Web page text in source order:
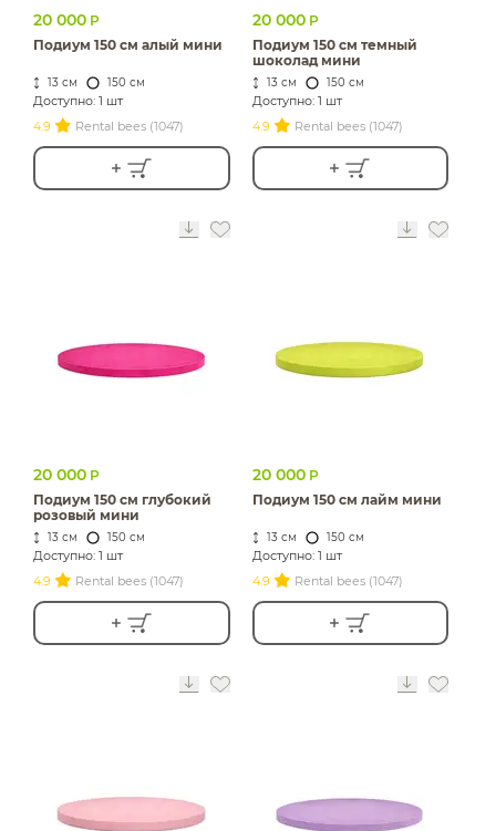
20 000 Р
Подиум 150 см алый мини
13 см 150 см
Доступно: 1 шт
4.9
Rental bees (1047)
20 000 Р
Подиум 150 см темный
шоколад мини
13 см 150 см
Доступно: 1 шт
4.9
Rental bees (1047)
20 000 Р
Подиум 150 см глубокий
розовый мини
13 см 150 см
Доступно: 1 шт
4.9
Rental bees (1047)
20 000 Р
Подиум 150 см лайм мини
13 см 150 см
Доступно: 1 шт
4.9
Rental bees (1047)